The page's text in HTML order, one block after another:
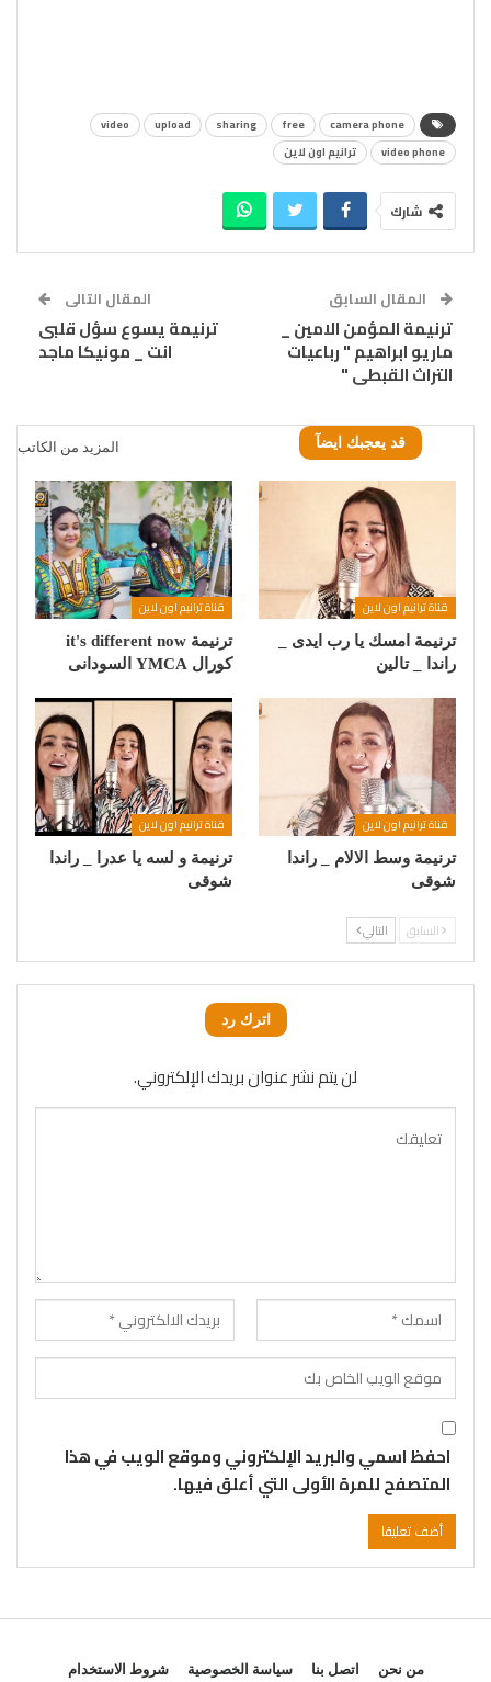
camera phone
free
sharing
upload
video
video phone
ترانيم اون لاين
شارك
المقال السابق
ترنيمة المؤمن الامين _
ماريو ابراهيم " رباعيات
التراث القبطى "
المقال التالى
ترنيمة يسوع سؤل قلبى
انت _ مونيكا ماجد
قد يعجبك ايضآ المزيد من الكاتب
قناة ترانيم اون لاين
ترنيمة امسك يا رب ايدى _
راندا _ تالين
قناة ترانيم اون لاين
ترنيمة it's different now
كورال YMCA السودانى
قناة ترانيم اون لاين
ترنيمة وسط الالام _ راندا
شوقى
قناة ترانيم اون لاين
ترنيمة و لسه يا عدرا _ راندا
شوقى
السابق التالي
اترك رد
لن يتم نشر عنوان بريدك الإلكتروني.
احفظ اسمي والبريد الإلكتروني وموقع الويب في هذا
المتصفح للمرة الأولى التي أعلق فيها.
من نحن اتصل بنا سياسة الخصوصية شروط الاستخدام